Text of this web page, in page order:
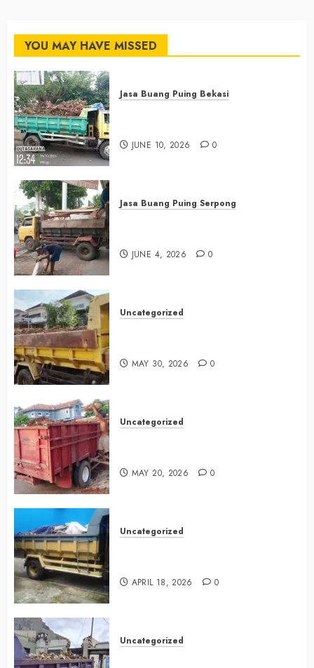
YOU MAY HAVE MISSED
Jasa Buang Puing Bekasi
JUNE 10, 2026 0
Jasa Buang Puing Serpong
JUNE 4, 2026 0
Uncategorized
MAY 30, 2026 0
Uncategorized
MAY 20, 2026 0
Uncategorized
APRIL 18, 2026 0
Uncategorized